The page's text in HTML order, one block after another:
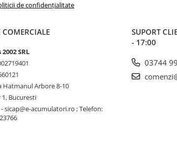
de confidențialitate
COMERCIALE
2002 SRL
Hatmanul Arbore 8-10
Bucuresti
- sicap@e-acumulatori.ro ; Telefon:
SUPORT
- 17:00
03744